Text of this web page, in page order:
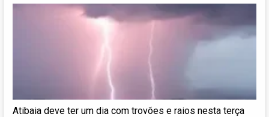
Atibaia deve ter um dia com trovões e raios nesta terça